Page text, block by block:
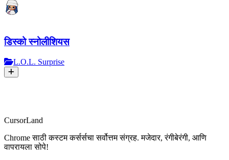
डिस्को स्नोलीशियस
L.O.L. Surprise
CursorLand
Chrome साठी कस्टम कर्सर्सचा सर्वोत्तम संग्रह. मजेदार, रंगीबेरंगी, आणि
वापरायला सोपे!